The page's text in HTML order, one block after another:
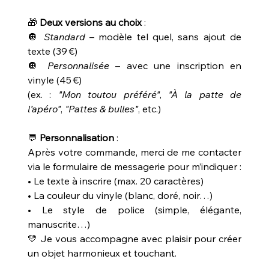
🎁 Deux versions au choix:
🔘 Standard– modèle tel quel, sans ajout de
texte (39 €)
🔘 Personnalisée– avec une inscription en
vinyle (45 €)
(ex. :
"Mon toutou préféré",
"À la patte de
l’apéro", "Pattes & bulles", etc.)
💬 Personnalisation:
Après votre commande, merci de me contacter
via le formulaire de messagerie pour m’indiquer :
• Le texte à inscrire (max. 20 caractères)
• La couleur du vinyle (blanc, doré, noir…)
• Le style de police (simple, élégante,
manuscrite…)
💛 Je vous accompagne avec plaisir pour créer
un objet harmonieux et touchant.